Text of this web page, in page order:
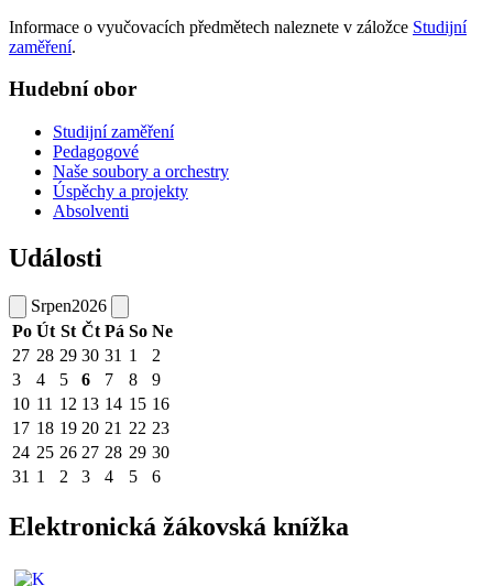
Informace o vyučovacích předmětech naleznete v záložce Studijní
zaměření.
Hudební obor
Studijní zaměření
Pedagogové
Naše soubory a orchestry
Úspěchy a projekty
Absolventi
Události
Srpen2026
Po Út St Čt Pá So Ne
27 28 29 30 31 1
2
3
4 5 6 7 8
9
10 11 12 13 14 15 16
17 18 19 20 21 22 23
24 25 26 27 28 29 30
31 1 2 3 4 5 6
Elektronická žákovská knížka